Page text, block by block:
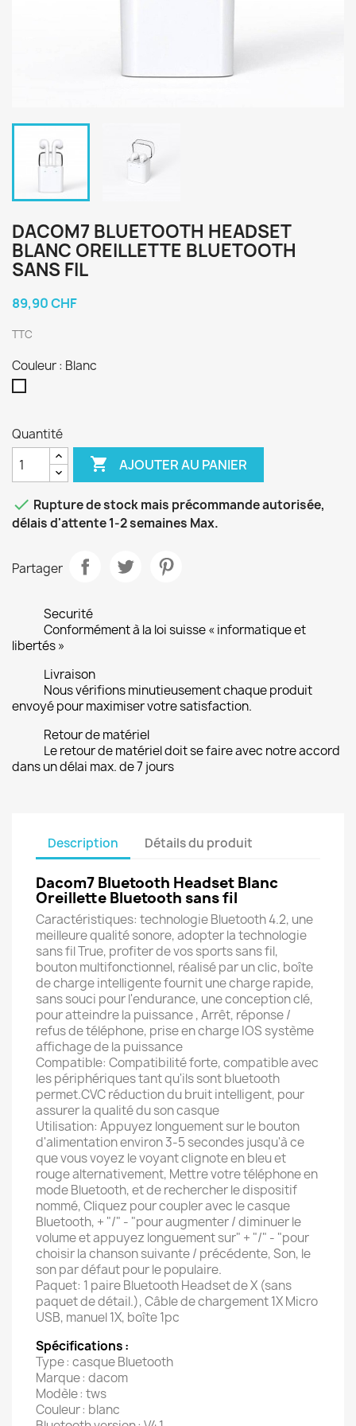
DACOM7 BLUETOOTH HEADSET
BLANC OREILLETTE BLUETOOTH
SANS FIL
89,90 CHF
TTC
Couleur : Blanc
Quantité
 AJOUTER AU PANIER
 Rupture de stock mais précommande autorisée,
délais d'attente 1-2 semaines Max.
Partager
Securité
Conformément à la loi suisse « informatique et
libertés »
Livraison
Nous vérifions minutieusement chaque produit
envoyé pour maximiser votre satisfaction.
Retour de matériel
Le retour de matériel doit se faire avec notre accord
dans un délai max. de 7 jours
Description Détails du produit
Dacom7 Bluetooth Headset Blanc
Oreillette Bluetooth sans fil
Caractéristiques: technologie Bluetooth 4.2, une
meilleure qualité sonore, adopter la technologie
sans fil True, profiter de vos sports sans fil,
bouton multifonctionnel, réalisé par un clic, boîte
de charge intelligente fournit une charge rapide,
sans souci pour l'endurance, une conception clé,
pour atteindre la puissance , Arrêt, réponse /
refus de téléphone, prise en charge IOS système
affichage de la puissance
Compatible: Compatibilité forte, compatible avec
les périphériques tant qu'ils sont bluetooth
permet.CVC réduction du bruit intelligent, pour
assurer la qualité du son casque
Utilisation: Appuyez longuement sur le bouton
d'alimentation environ 3-5 secondes jusqu'à ce
que vous voyez le voyant clignote en bleu et
rouge alternativement, Mettre votre téléphone en
mode Bluetooth, et de rechercher le dispositif
nommé, Cliquez pour coupler avec le casque
Bluetooth, + "/" - "pour augmenter / diminuer le
volume et appuyez longuement sur" + "/" - "pour
choisir la chanson suivante / précédente, Son, le
son par défaut pour le populaire.
Paquet: 1 paire Bluetooth Headset de X (sans
paquet de détail.), Câble de chargement 1X Micro
USB, manuel 1X, boîte 1pc
Spécifications :
Type : casque Bluetooth
Marque : dacom
Modèle : tws
Couleur : blanc